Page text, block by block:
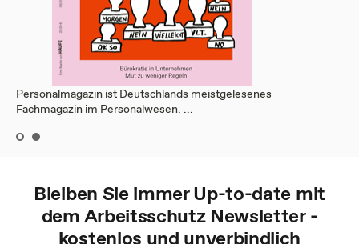
Personalmagazin ist Deutschlands meistgelesenes
Fachmagazin im Personalwesen. ...
Bleiben Sie immer Up-to-date mit
demArbeitsschutz Newsletter -
kostenlos und unverbindlich